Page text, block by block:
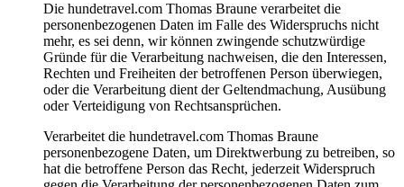
Die hundetravel.com Thomas Braune verarbeitet die
personenbezogenen Daten im Falle des Widerspruchs nicht
mehr, es sei denn, wir können zwingende schutzwürdige
Gründe für die Verarbeitung nachweisen, die den Interessen,
Rechten und Freiheiten der betroffenen Person überwiegen,
oder die Verarbeitung dient der Geltendmachung, Ausübung
oder Verteidigung von Rechtsansprüchen.
Verarbeitet die hundetravel.com Thomas Braune
personenbezogene Daten, um Direktwerbung zu betreiben, so
hat die betroffene Person das Recht, jederzeit Widerspruch